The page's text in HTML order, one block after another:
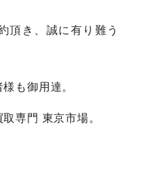
頂き、誠に有り難う
も御用達。
専門 東京市場。